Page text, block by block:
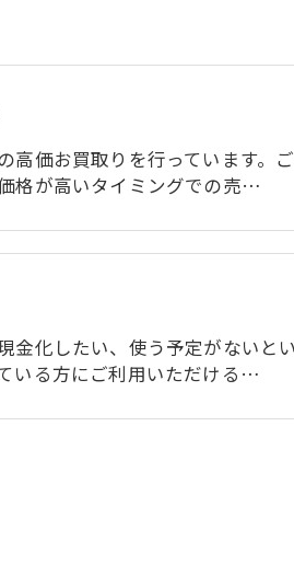
高価お買取りを行っています。
格が高いタイミングでの売…
金化したい、使う予定がないと
いる方にご利用いただける…